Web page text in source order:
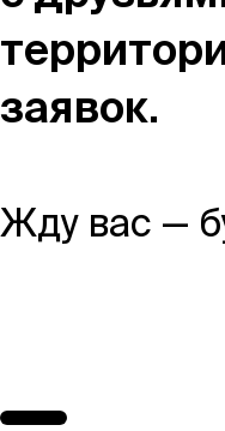
вход 10, 3
заявок.
Жду вас —